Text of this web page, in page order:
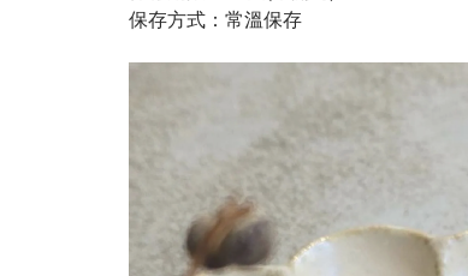
保存方式：常溫保存